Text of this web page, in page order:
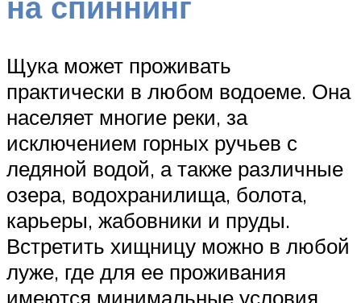
Щука может проживать
практически в любом водоеме. Она
населяет многие реки, за
исключением горных ручьев с
ледяной водой, а также различные
озера, водохранилища, болота,
карьеры, жабовники и пруды.
Встретить хищницу можно в любой
луже, где для ее проживания
имеются минимальные условия.